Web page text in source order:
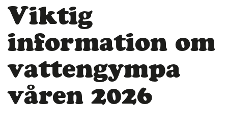
Viktig
information om
vattengympa
våren 2026